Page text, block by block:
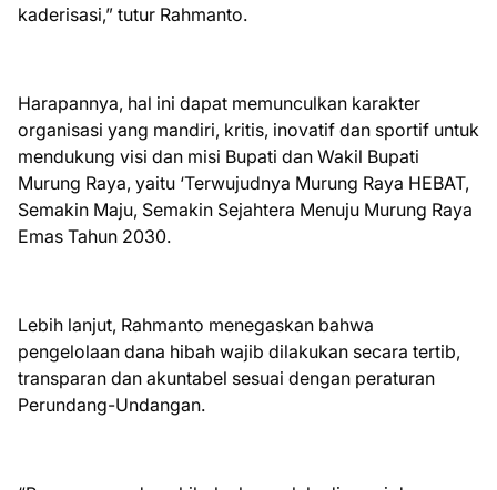
kaderisasi,” tutur Rahmanto.
Harapannya, hal ini dapat memunculkan karakter
organisasi yang mandiri, kritis, inovatif dan sportif untuk
mendukung visi dan misi Bupati dan Wakil Bupati
Murung Raya, yaitu ‘Terwujudnya Murung Raya HEBAT,
Semakin Maju, Semakin Sejahtera Menuju Murung Raya
Emas Tahun 2030.
Lebih lanjut, Rahmanto menegaskan bahwa
pengelolaan dana hibah wajib dilakukan secara tertib,
transparan dan akuntabel sesuai dengan peraturan
Perundang-Undangan.